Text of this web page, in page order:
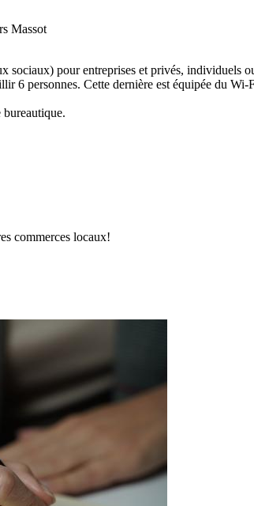
Massot
sociaux) pour entreprises et privés, individuels
personnes. Cette dernière est équipée du
commerces locaux!